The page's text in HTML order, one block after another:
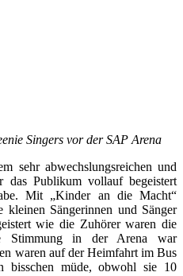
Singers vor der SAP Arena
sehr abwechslungsreichen und
das Publikum vollauf begeistert
Mit „Kinder an die Macht“
kleinen Sängerinnen und Sänger
wie die Zuhörer waren die
Stimmung in der Arena war
waren auf der Heimfahrt im Bus
bisschen müde, obwohl sie 10